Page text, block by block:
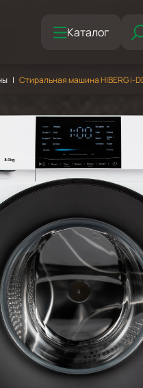
Каталог
Стиральная машина HIBERG i-